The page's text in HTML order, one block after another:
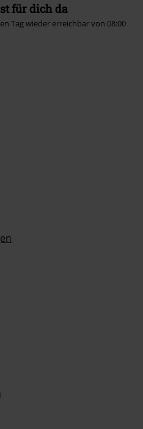
für dich da
Tag wieder erreichbar von 08:00